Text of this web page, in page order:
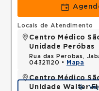
Locais de Atendimento
Centro Médico
Unidade Peróbas
Rua das Perobas,
04321120 •
Mapa
Centro Médico
Unidade Walter